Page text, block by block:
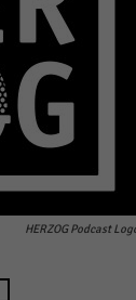
HERZOG Podcast